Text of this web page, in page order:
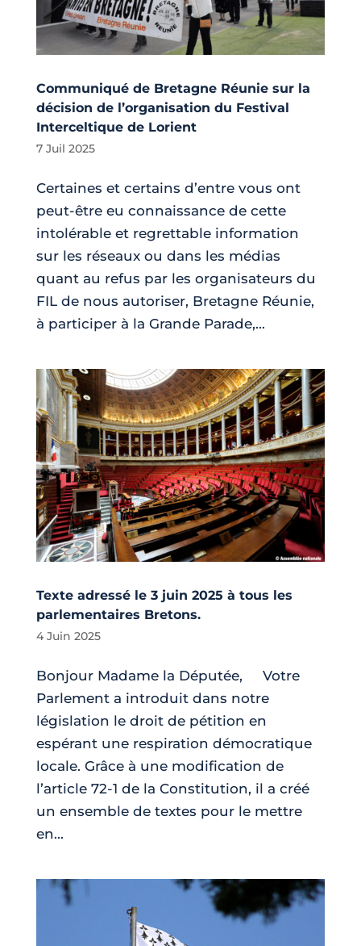
Communiqué de Bretagne Réunie sur la
décision de l’organisation du Festival
Interceltique de Lorient
7 Juil 2025
Certaines et certains d’entre vous ont
peut-être eu connaissance de cette
intolérable et regrettable information
sur les réseaux ou dans les médias
quant au refus par les organisateurs du
FIL de nous autoriser, Bretagne Réunie,
à participer à la Grande Parade,...
Texte adressé le 3 juin 2025 à tous les
parlementaires Bretons.
4 Juin 2025
Bonjour Madame la Députée, Votre
Parlement a introduit dans notre
législation le droit de pétition en
espérant une respiration démocratique
locale. Grâce à une modification de
l’article 72-1 de la Constitution, il a créé
un ensemble de textes pour le mettre
en...